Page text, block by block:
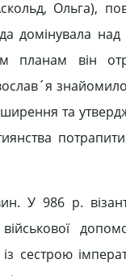
Ольга),
домінувала
планам
та
У 986 р.
сестрою